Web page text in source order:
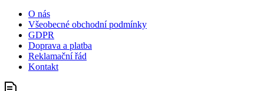
O nás
Všeobecné obchodní podmínky
GDPR
Doprava a platba
Reklamační řád
Kontakt